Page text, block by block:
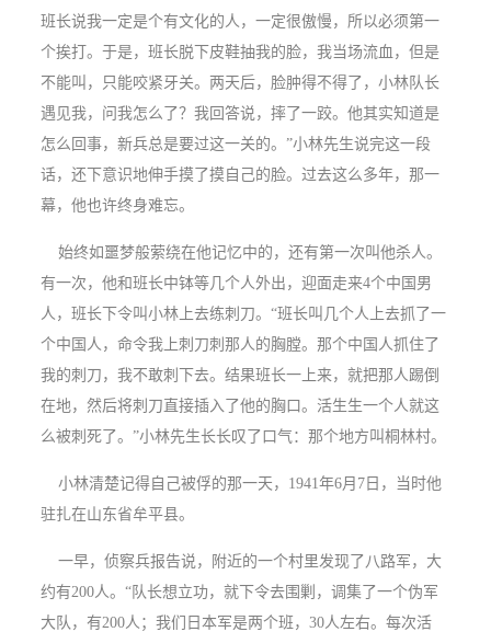
班长说我一定是个有文化的人，一定很傲慢，所以必须第一
个挨打。于是，班长脱下皮鞋抽我的脸，我当场流血，但是
不能叫，只能咬紧牙关。两天后，脸肿得不得了，小林队长
遇见我，问我怎么了？我回答说，摔了一跤。他其实知道是
怎么回事，新兵总是要过这一关的。”小林先生说完这一段
话，还下意识地伸手摸了摸自己的脸。过去这么多年，那一
幕，他也许终身难忘。
始终如噩梦般萦绕在他记忆中的，还有第一次叫他杀人。
有一次，他和班长中钵等几个人外出，迎面走来4个中国男
人，班长下令叫小林上去练刺刀。“班长叫几个人上去抓了一
个中国人，命令我上刺刀刺那人的胸膛。那个中国人抓住了
我的刺刀，我不敢刺下去。结果班长一上来，就把那人踢倒
在地，然后将刺刀直接插入了他的胸口。活生生一个人就这
么被刺死了。”小林先生长长叹了口气：那个地方叫桐林村。
小林清楚记得自己被俘的那一天，1941年6月7日，当时他
驻扎在山东省牟平县。
一早，侦察兵报告说，附近的一个村里发现了八路军，大
约有200人。“队长想立功，就下令去围剿，调集了一个伪军
大队，有200人；我们日本军是两个班，30人左右。每次活